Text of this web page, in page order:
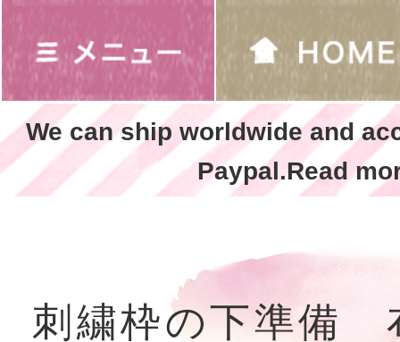
We can ship worldwide and
Paypal.Read
刺繍枠の下準備